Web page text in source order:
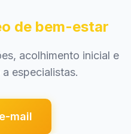
de bem-estar
acolhimento inicial e
especialistas.
mail